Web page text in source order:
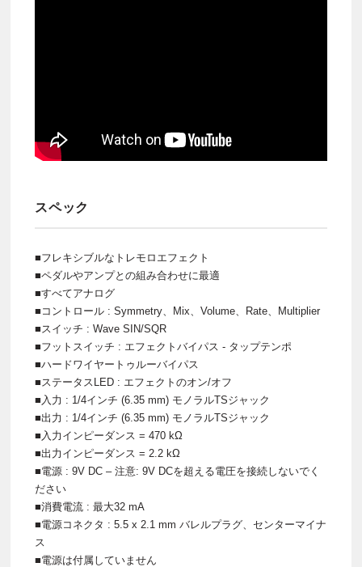
スペック
■フレキシブルなトレモロエフェクト
■ペダルやアンプとの組み合わせに最適
■すべてアナログ
■コントロール : Symmetry、Mix、Volume、Rate、Multiplier
■スイッチ : Wave SIN/SQR
■フットスイッチ : エフェクトバイパス - タップテンポ
■ハードワイヤートゥルーバイパス
■ステータスLED : エフェクトのオン/オフ
■入力 : 1/4インチ (6.35 mm) モノラルTSジャック
■出力 : 1/4インチ (6.35 mm) モノラルTSジャック
■入力インピーダンス = 470 kΩ
■出力インピーダンス = 2.2 kΩ
■電源 : 9V DC – 注意: 9V DCを超える電圧を接続しないでく
ださい
■消費電流 : 最大32 mA
■電源コネクタ : 5.5 x 2.1 mm バレルプラグ、センターマイナ
ス
■電源は付属していません